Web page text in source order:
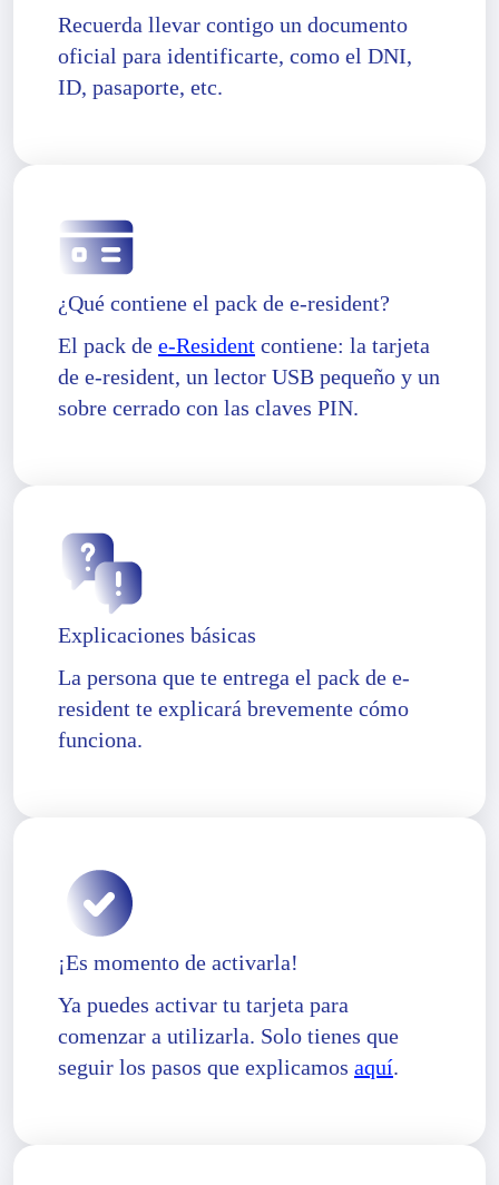
Recuerda llevar contigo un documento
oficial para identificarte, como el DNI,
ID, pasaporte, etc.
¿Qué contiene el pack de e-resident?
El pack de e-Resident contiene: la tarjeta
de e-resident, un lector USB pequeño y un
sobre cerrado con las claves PIN.
Explicaciones básicas
La persona que te entrega el pack de e-
resident te explicará brevemente cómo
funciona.
¡Es momento de activarla!
Ya puedes activar tu tarjeta para
comenzar a utilizarla. Solo tienes que
seguir los pasos que explicamos aquí.